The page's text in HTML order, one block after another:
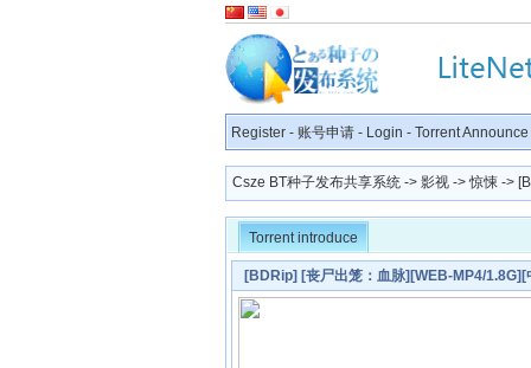
Register - 账号申请 - Login - Torrent Announce
Csze BT种子发布共享系统 -> 影视 ->惊悚 ->
Torrent introduce
[BDRip] [丧尸出笼：血脉][WEB-MP4/